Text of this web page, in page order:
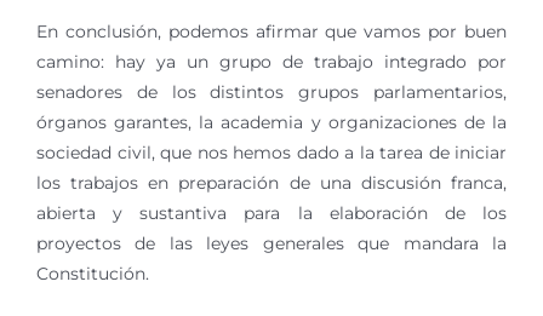
En conclusión, podemos afirmar que vamos por buen
camino: hay ya un grupo de trabajo integrado por
senadores de los distintos grupos parlamentarios,
órganos garantes, la academia y organizaciones de la
sociedad civil, que nos hemos dado a la tarea de iniciar
los trabajos en preparación de una discusión franca,
abierta y sustantiva para la elaboración de los
proyectos de las leyes generales que mandara la
Constitución.